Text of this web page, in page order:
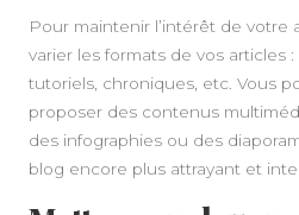
Pour maintenir l’intérêt de votre
varier les formats de vos articles
tutoriels, chroniques, etc. Vous
proposer des contenus
des infographies ou des
blog encore plus attrayant et